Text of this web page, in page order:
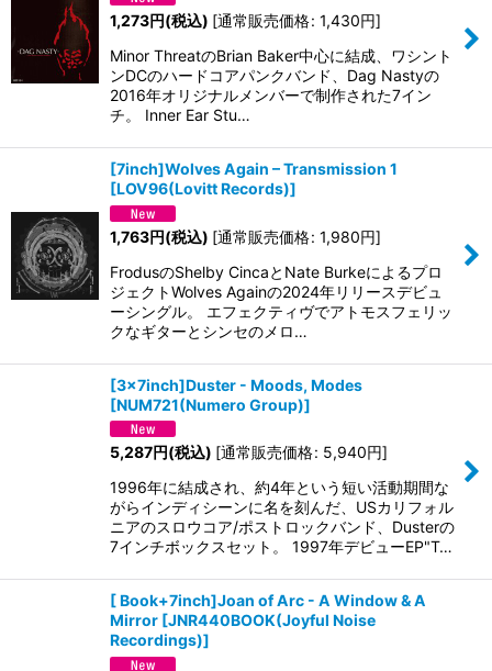
1,273円(税込) [通常販売価格: 1,430円]
Minor ThreatのBrian Baker中心に結成、ワシント
ンDCのハードコアパンクバンド、Dag Nastyの
2016年オリジナルメンバーで制作された7イン
チ。 Inner Ear Stu…
[7inch]Wolves Again – Transmission 1
[LOV96(Lovitt Records)]
1,763円(税込) [通常販売価格: 1,980円]
FrodusのShelby CincaとNate Burkeによるプロ
ジェクトWolves Againの2024年リリースデビュ
ーシングル。 エフェクティヴでアトモスフェリッ
クなギターとシンセのメロ…
[3×7inch]Duster - Moods, Modes
[NUM721(Numero Group)]
5,287円(税込) [通常販売価格: 5,940円]
1996年に結成され、約4年という短い活動期間な
がらインディシーンに名を刻んだ、USカリフォル
ニアのスロウコア/ポストロックバンド、Dusterの
7インチボックスセット。 1997年デビューEP"T…
[ Book+7inch]Joan of Arc - A Window & A
Mirror [JNR440BOOK(Joyful Noise
Recordings)]